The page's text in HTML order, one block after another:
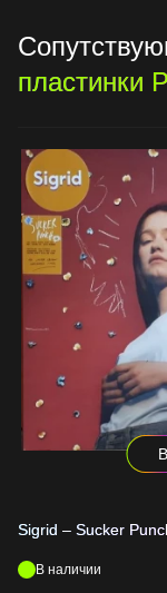
пластинки
Sigrid – Sucker
В наличии